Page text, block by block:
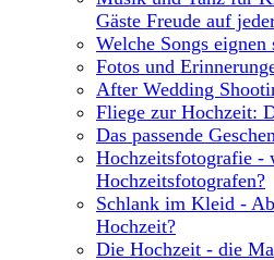
Gäste Freude auf
Welche Songs
Fotos und
After Wedding
Fliege zur Hochzeit:
Das passende
Hochzeitsfotografie -
Hochzeitsfotografen?
Schlank im Kleid -
Hochzeit?
Die Hochzeit - die